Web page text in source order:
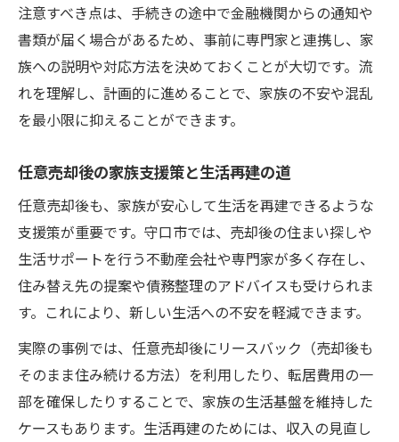
注意すべき点は、手続きの途中で金融機関からの通知や
書類が届く場合があるため、事前に専門家と連携し、家
族への説明や対応方法を決めておくことが大切です。流
れを理解し、計画的に進めることで、家族の不安や混乱
を最小限に抑えることができます。
任意売却後の家族支援策と生活再建の道
任意売却後も、家族が安心して生活を再建できるような
支援策が重要です。守口市では、売却後の住まい探しや
生活サポートを行う不動産会社や専門家が多く存在し、
住み替え先の提案や債務整理のアドバイスも受けられま
す。これにより、新しい生活への不安を軽減できます。
実際の事例では、任意売却後にリースバック（売却後も
そのまま住み続ける方法）を利用したり、転居費用の一
部を確保したりすることで、家族の生活基盤を維持した
ケースもあります。生活再建のためには、収入の見直し